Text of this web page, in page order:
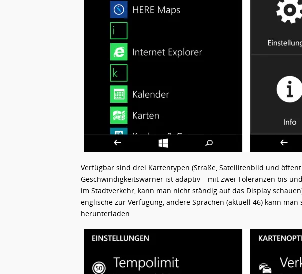
Verfügbar sind drei Kartentypen (Straße, Satellitenbild und
Geschwindigkeitswarner ist adaptiv – mit zwei Toleranzen bis
im Stadtverkehr, kann man nicht ständig auf das Display
englische zur Verfügung, andere Sprachen (aktuell 46) kann
herunterladen.